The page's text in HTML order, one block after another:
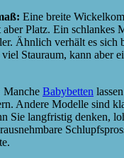
Eine breite
Platz. Ein schlankes
Ähnlich verhält es sich
Stauraum, kann aber
Manche Babybetten
Andere Modelle sind
Sie langfristig denken,